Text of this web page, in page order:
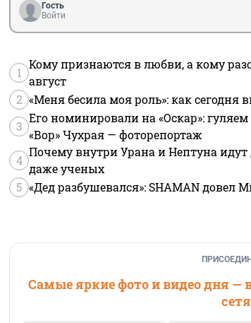
Гость
Войти
1
Кому признаются в любви, а кому
август
2 «Меня бесила моя роль»: как
3
Его номинировали на «Оскар»:
«Вор» Чухрая — фоторепортаж
4
Почему внутри Урана и Нептуна
даже ученых
5 «Дед разбушевался»: SHAMAN довел
Самые яркие фото и видео дня —